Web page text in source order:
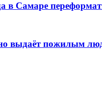
в Самаре
выдаёт пожилым